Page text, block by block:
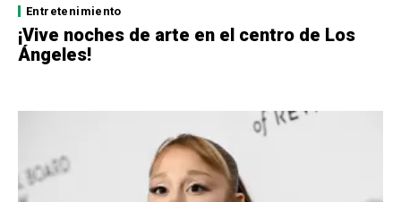
Entretenimiento
¡Vive noches de arte en el centro de Los
Ángeles!